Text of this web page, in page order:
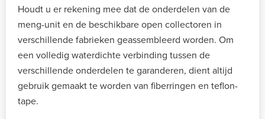
Houdt u er rekening mee dat de onderdelen van de
meng-unit en de beschikbare open collectoren in
verschillende fabrieken geassembleerd worden. Om
een volledig waterdichte verbinding tussen de
verschillende onderdelen te garanderen, dient altijd
gebruik gemaakt te worden van fiberringen en teflon-
tape.